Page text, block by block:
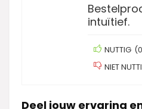
intuïtief.
NUTTIG (0
NIET
Deel jouw ervaring